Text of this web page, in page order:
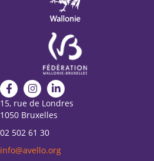
15, rue de Londres
1050 Bruxelles
02 502 61 30
info@avello.org